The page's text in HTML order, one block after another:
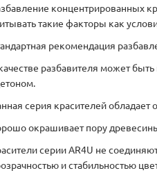
концентрированных
такие факторы как
рекомендация
разбавителя может
серия красителей обладает
окрашивает пору
серии AR4U не
и стабильностью